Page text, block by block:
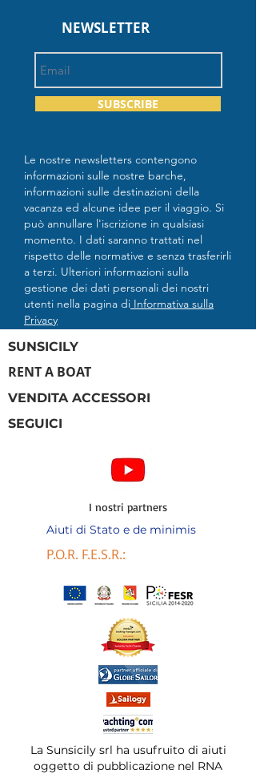
NEWSLETTER
SUBSCRIBE
Le nostre newsletters contengono
informazioni sulle nostre barche,
informazioni sulle destinazioni della
vacanza ed alcune idee per il viaggio. Si
può annullare l'iscrizione in qualsiasi
momento. I dati saranno trattati nel
rispetto delle normative e senza trasferirli
a terzi. Ulteriori informazioni sulla
gestione dei dati personali dei nostri
utenti nella pagina di Informativa sulla
Privacy
SUNSICILY
RENT A BOAT
VENDITA ACCESSORI
SEGUICI
I nostri partners
Aiuti di Stato e de minimis
P.O.R. F.E.S.R.:
La Sunsicily srl ha usufruito di aiuti
oggetto di pubblicazione nel RNA